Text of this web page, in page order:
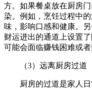
方。如果餐桌放在厨房
染。例如，烹饪过程中
味，影响口感和健康。
财运进出的通道上设置
可能会面临赚钱困难或者
（3）远离厨房过道
厨房的过道是家人